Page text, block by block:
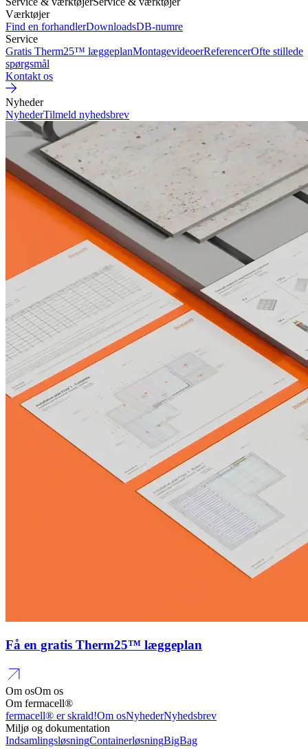
Værktøjer
Find en forhandlerDownloadsDB-numre
Service
Gratis Therm25™ læggeplanMontagevideoerReferencerOfte stillede
spørgsmål
Kontakt os
Nyheder
NyhederTilmeld nyhedsbrev
Få en gratis Therm25™ læggeplan
Om osOm os
Om fermacell®
fermacell® er skrald!Om osNyhederNyhedsbrev
Miljø og dokumentation
IndsamlingsløsningContainerløsningBigBag